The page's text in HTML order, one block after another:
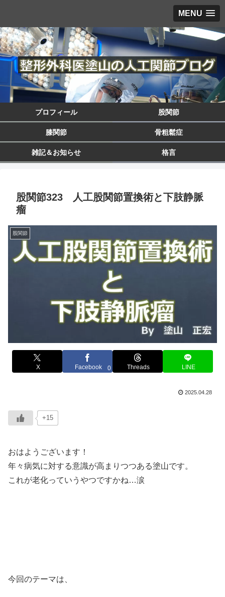
MENU
プロフィール 股関節
膝関節 骨粗鬆症
雑記＆お知らせ 格言
股関節323 人工股関節置換術と下肢静脈
瘤
股関節
X Facebook 0 Threads LINE
2025.04.28
+15
おはようございます！
年々病気に対する意識が高まりつつある塗山です。
これが老化っていうやつですかね…涙
今回のテーマは、